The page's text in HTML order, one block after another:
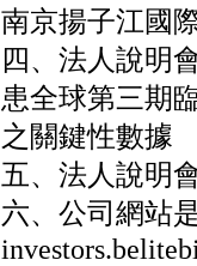
南京揚子江國
四、法人說明
患全球第三期
之關鍵性數據
五、法人說明
六、公司網站